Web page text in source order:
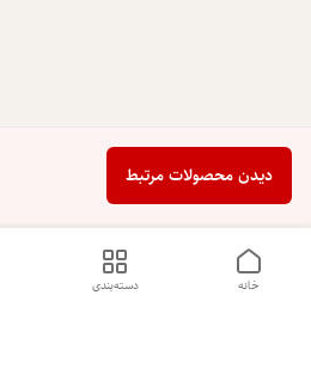
دیدن محصولات مرتبط
دسته‌بندی خانه